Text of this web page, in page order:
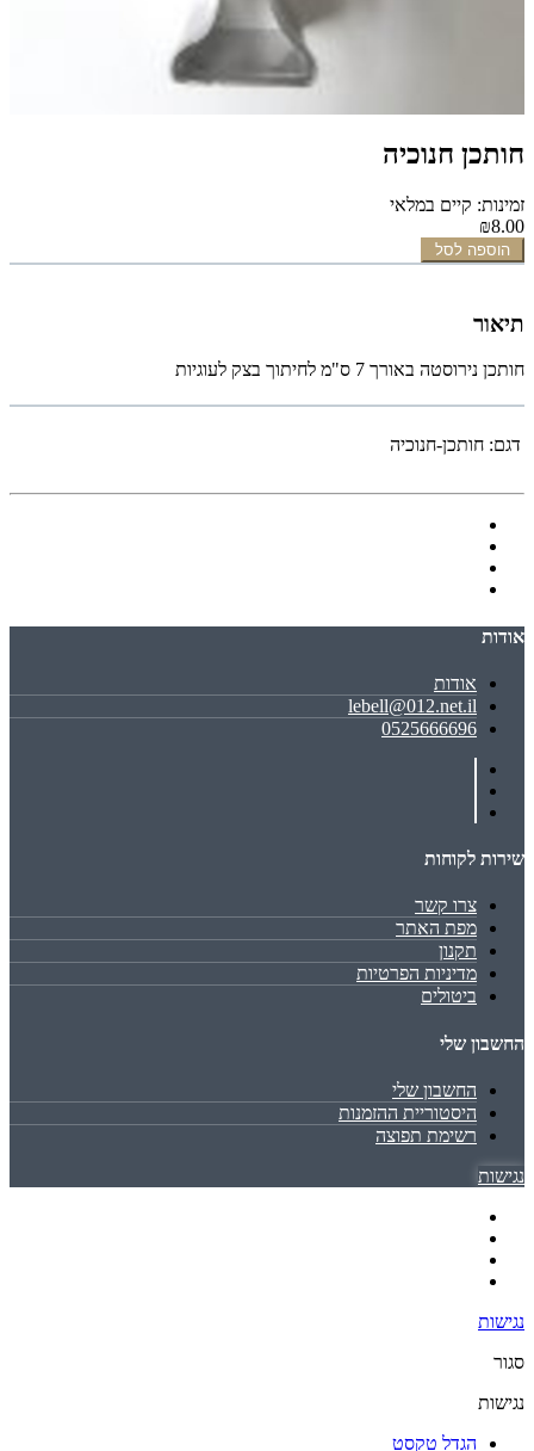
חותכן חנוכיה
זמינות: קיים במלאי
₪8.00
הוספה לסל
תיאור
חותכן נירוסטה באורך 7 ס"מ לחיתוך בצק לעוגיות
דגם: חותכן-חנוכיה
אודות
אודות
lebell@012.net.il
0525666696
שירות לקוחות
צרו קשר
מפת האתר
תקנון
מדיניות הפרטיות
ביטולים
החשבון שלי
החשבון שלי
היסטוריית ההזמנות
רשימת תפוצה
נגישות
נגישות
סגור
נגישות
הגדל טקסט